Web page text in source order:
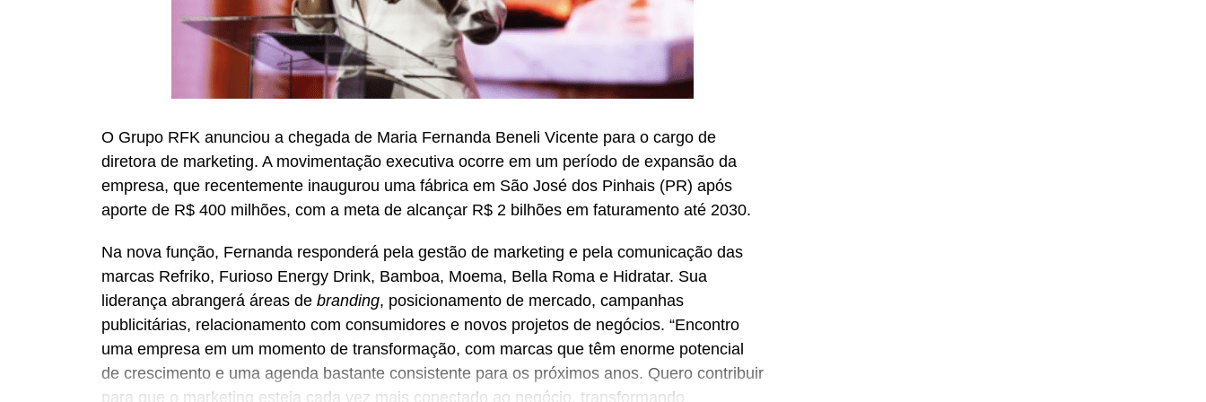
O Grupo RFK anunciou a chegada de Maria Fernanda Beneli Vicente para o cargo de
diretora de marketing. A movimentação executiva ocorre em um período de expansão da
empresa, que recentemente inaugurou uma fábrica em São José dos Pinhais (PR) após
aporte de R$ 400 milhões, com a meta de alcançar R$ 2 bilhões em faturamento até 2030.
Na nova função, Fernanda responderá pela gestão de marketing e pela comunicação das
marcas Refriko, Furioso Energy Drink, Bamboa, Moema, Bella Roma e Hidratar. Sua
liderança abrangerá áreas de branding, posicionamento de mercado, campanhas
publicitárias, relacionamento com consumidores e novos projetos de negócios. “Encontro
uma empresa em um momento de transformação, com marcas que têm enorme potencial
de crescimento e uma agenda bastante consistente para os próximos anos. Quero contribuir
para que o marketing esteja cada vez mais conectado ao negócio, transformando